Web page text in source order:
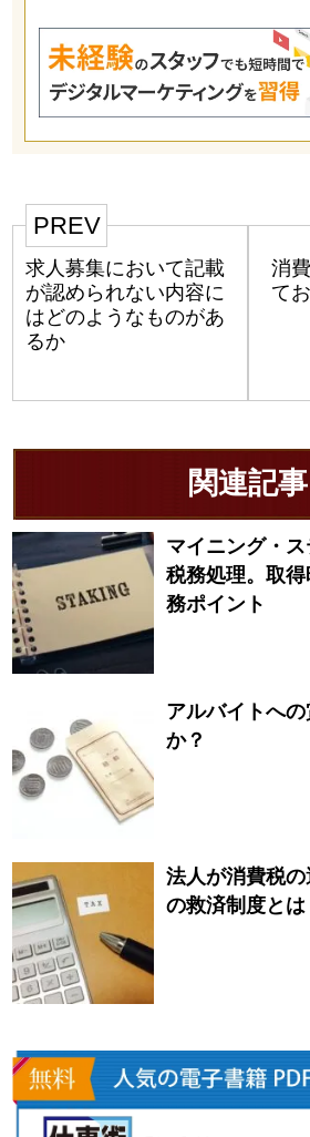
PREV
求人募集において記載
が認められない内容に
はどのようなものがあ
るか
消
て
関連記事
マイニング・
税務処理。取
務ポイント
アルバイトへ
か？
法人が消費税
の救済制度とは